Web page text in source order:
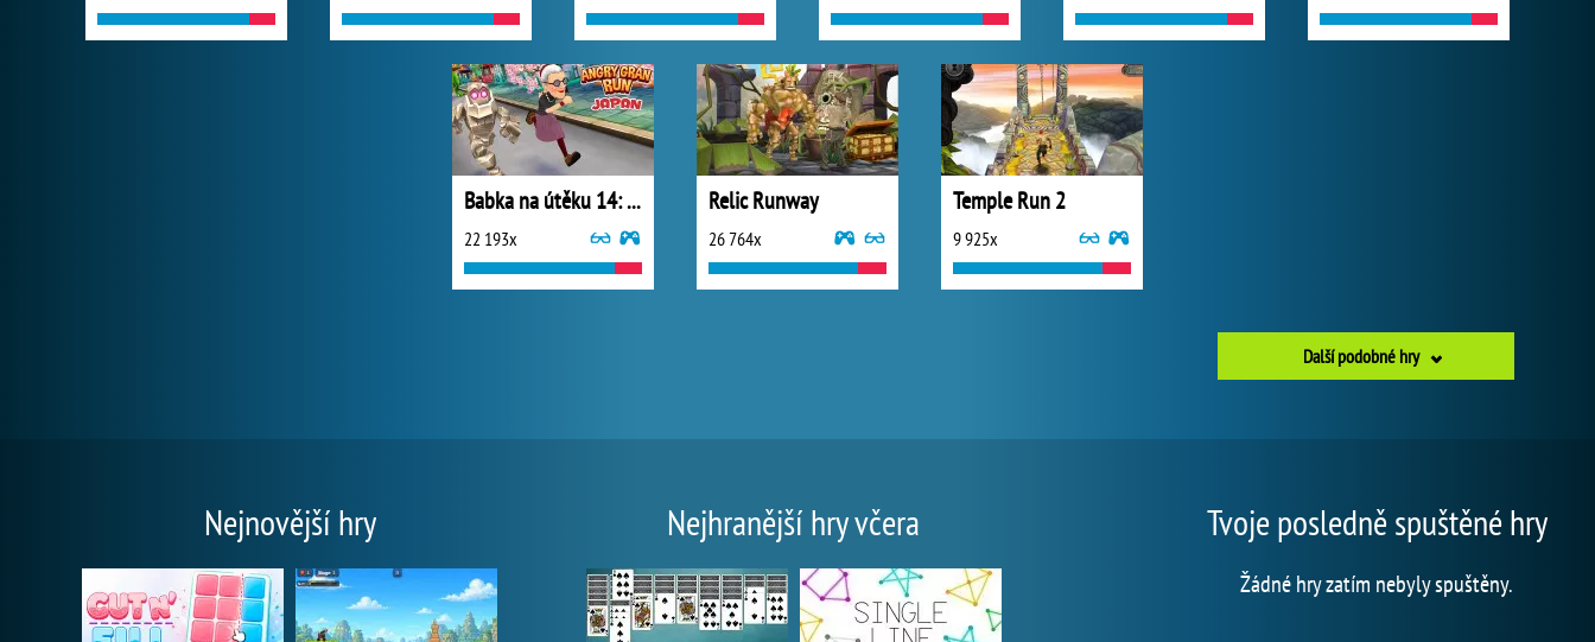
Babka na útěku 14: Japonsko
22 193x
Relic Runway
26 764x
Temple Run 2
9 925x
Další podobné hry
Nejnovější hry Nejhranější hry včera Tvoje posledně spuštěné hry
Žádné hry zatím nebyly spuštěny.